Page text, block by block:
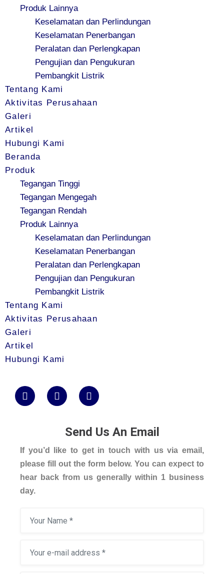
Produk Lainnya
Keselamatan dan Perlindungan
Keselamatan Penerbangan
Peralatan dan Perlengkapan
Pengujian dan Pengukuran
Pembangkit Listrik
Tentang Kami
Aktivitas Perusahaan
Galeri
Artikel
Hubungi Kami
Beranda
Produk
Tegangan Tinggi
Tegangan Mengegah
Tegangan Rendah
Produk Lainnya
Keselamatan dan Perlindungan
Keselamatan Penerbangan
Peralatan dan Perlengkapan
Pengujian dan Pengukuran
Pembangkit Listrik
Tentang Kami
Aktivitas Perusahaan
Galeri
Artikel
Hubungi Kami
Send Us An Email
If you’d like to get in touch with us via email,
please fill out the form below. You can expect to
hear back from us generally within 1 business
day.